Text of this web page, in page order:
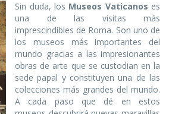
Sin duda, los Museos Vaticanos es
una de las visitas más
imprescindibles de Roma. Son uno de
los museos más importantes del
mundo gracias a las impresionantes
obras de arte que se custodian en la
sede papal y constituyen una de las
colecciones más grandes del mundo.
A cada paso que dé en estos